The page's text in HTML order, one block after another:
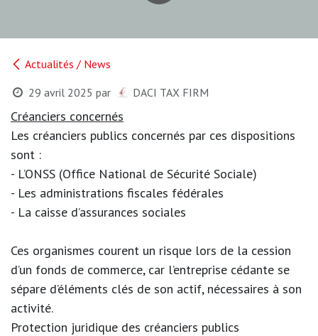
Actualités / News
29 avril 2025 par DACI TAX FIRM
Créanciers concernés
Les créanciers publics concernés par ces dispositions
sont :
- L’ONSS (Office National de Sécurité Sociale)
- Les administrations fiscales fédérales
- La caisse d’assurances sociales
Ces organismes courent un risque lors de la cession
d’un fonds de commerce, car l’entreprise cédante se
sépare d’éléments clés de son actif, nécessaires à son
activité.
Protection juridique des créanciers publics